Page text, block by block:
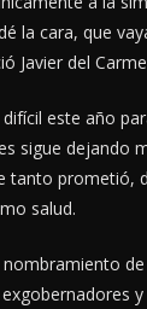
la cara, que
Javier del
este año
sigue dejando
tanto prometió,
salud.
nombramiento